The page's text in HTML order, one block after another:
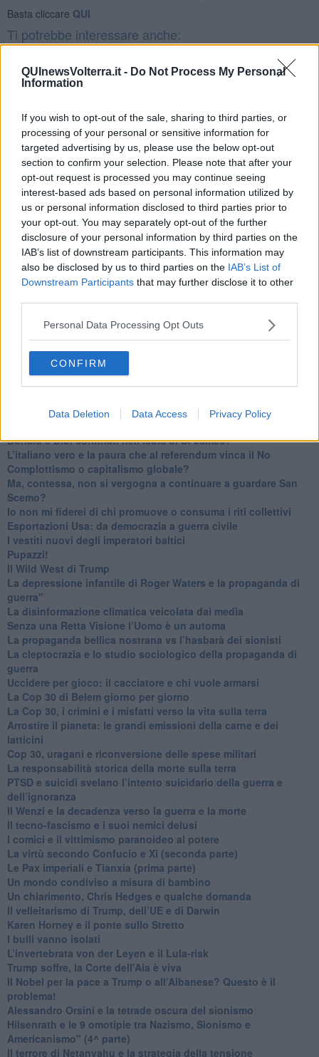
QUInewsVolterra.it - Do Not Process My Personal
Information
If you wish to opt-out of the sale, sharing to third parties, or
processing of your personal or sensitive information for
targeted advertising by us, please use the below opt-out
section to confirm your selection. Please note that after your
opt-out request is processed you may continue seeing
interest-based ads based on personal information utilized by
us or personal information disclosed to third parties prior to
your opt-out. You may separately opt-out of the further
disclosure of your personal information by third parties on the
IAB’s list of downstream participants. This information may
also be disclosed by us to third parties on the IAB’s List of
Downstream Participants that may further disclose it to other
Personal Data Processing Opt Outs
CONFIRM
Data Deletion Data Access Privacy Policy
Basta cliccare QUI
Ti potrebbe interessare anche:
Articoli dal Blog “Disincantato” di Adolfo Santoro
​Un esempio di civismo
​Il ripristino della natura secondo la legge e l’impegno dei
Cittadini
Il nesso tra cambiamenti climatici e salute umana
Tutti morimmo a stento (3)
Tutti morimmo a stento (2)
​Tutti morimmo a stento (1)
IL CORRIDOIO BLU il resoconto del convegno
Un manuale essenziale per seguire il CORRIDOIO BLU
Il corridoio blu
​Il cronoprogramma ottimale verso il full electric sui traghetti
​I costi dell’adeguamento al cold ironing
Alcune domande da esordiente agli esperti che decidono le
sorti dell’Elba
Trump e le sue guerre contro i deboli e contro la terra
​Le furbate elettorali della Meloni e la testardaggine
dell’opposizione
​Date loro l’Oscar al posto del Nobel per la Pace
L'umanizzazione dell'economia e della politica
​Un grandioso NO ai falchi teocratici e ai loro vassalli
Donald e Bibi confinati nell’isola di St James?
L’italiano vero e la paura che al referendum vinca il No
​Complottismo o capitalismo globale?
​Ma, contessa, non si vergogna a continuare a guardare San
Scemo?
​Io non mi fiderei di chi promuove o consuma i riti collettivi
Esportazioni Usa: da democrazia a guerra civile
​I vestiti nuovi degli imperatori baltici
​Pupazzi!
​Il Wild West di Trump
​La depressione infantile di Roger Waters e la propaganda di
guerra"
​La disinformazione climatica veicolata dai media
Senza una Retta Visione l’Uomo è un automa
​La propaganda bellica nostrana vs l’hasbarà dei sionisti
​La cleptocrazia e lo studio sociologico della propaganda di
guerra
​Uccidere per gioco: il cacciatore e chi vuole armarsi
​La Cop 30 di Belem giorno per giorno
La Cop 30, i crimini e i misfatti verso la vita sulla terra
Arrostire il pianeta: le grandi emissioni della carne e dei
latticini
​Cop 30, uragani e riconversione delle spese militari
La responsabilità storica della morte sulla terra
PTSD e suicidi svelano l’intento suicidario della guerra e
dell’ignoranza
Il Wenzi e la decadenza verso la guerra e la morte
​Il tecno-fascismo e i suoi nemici delusi
​I comici e il vittimismo paranoideo al potere
​La virtù secondo Confucio e Xi (seconda parte)
Le Pax imperiali e Tianxia (prima parte)
Un mondo condiviso a misura di bambino
​Un chiarimento, Chris Hedges e qualche domanda
Il velleitarismo di Trump, dell’UE e di Darwin
​Karen Horney e il ponte sullo Stretto
​I bulli vanno isolati
L’invertebrata von der Leyen e il Lula-risk
Trump soffre, la Corte dell'Aia è viva
​Il Nobel per la pace a Trump o all’Albanese? Questo è il
problema!
​Alessandro Orsini e la tetrade oscura del sionismo
​Hilsenrath e le 9 omotipie tra Nazismo, Sionismo e
Americanismo" (4^ parte)
​Il terrore di Netanyahu e la strategia della tensione